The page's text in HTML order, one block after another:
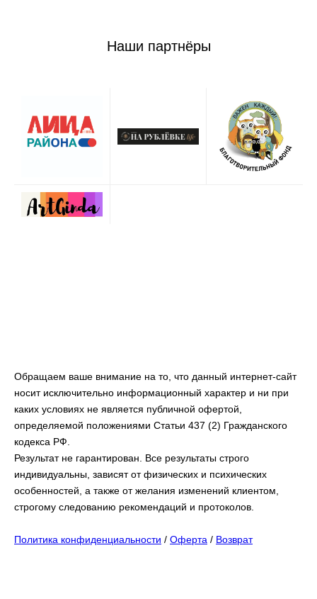
Наши партнёры
Обращаем ваше внимание на то, что данный интернет-сайт
носит исключительно информационный характер и ни при
каких условиях не является публичной офертой,
определяемой положениями Статьи 437 (2) Гражданского
кодекса РФ.
Результат не гарантирован. Все результаты строго
индивидуальны, зависят от физических и психических
особенностей, а также от желания изменений клиентом,
строгому следованию рекомендаций и протоколов.
Политика конфиденциальности / Оферта / Возврат